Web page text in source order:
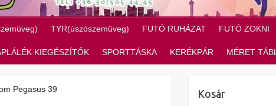
TYR(úszószemüveg) FUTÓ RUHÁZAT FUTÓ ZOKNI
KIEGÉSZÍTŐK SPORTTÁSKA KERÉKPÁR MÉRET
Pegasus 39 Kosár